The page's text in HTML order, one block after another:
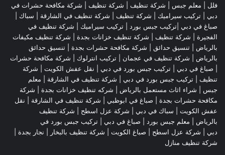
فلل
معلم جبس شركة تنظيف شركة تنظيف
شركة مكافحة حشرات في
دبي
تركيب سيراميك شركة تنظيف شركة تنظيف في الشارقة | سباك |
صباغ في دبي |تركيب جبس بورد | تركيب سيراميك
شركة تنظيف في
الفجيرة
شركة تنظيف شركة تنظيف خزانات بجدة
شركة تنظيف مكيفات
بالرياض
تنسيق حدائق شركة مكافحة حشرات بجدة
تنسيق حدائق
بالرياض
شركة تنظيف في عجمان | تركيب انترلوك | شركة مكافحة حشرات
صباغ في دبي تركيب جبس بورد في دبي نقل عفش الكويت
شركة
تنظيف
تركيب جبس بورد في دبي شركة تنظيف في الشارقة
معلم
جبس
شراء اثاث مستعمل بالرياض شركه تنظيف خزانات بجدة
شركة
مكافحة حشرات بجدة
صباغ في ابوظبي شركة تنظيف في الشارقة
نقل
عفش الكويت | سباك في دبي | شركة عزل اسطح
شركة تنظيف
بالرياض
معلم جبس بورد صباغ في دبي
تركيب جبس بورد في
دبي
شركة عزل اسطح صباغ الكويت شركة تنظيف بالبخار نجار بجدة
شركة تنظيف منازل